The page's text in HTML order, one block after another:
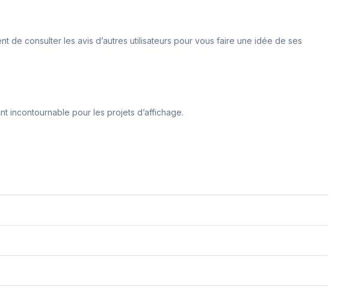
de consulter les avis d’autres utilisateurs pour vous faire une idée de ses
incontournable pour les projets d’affichage.